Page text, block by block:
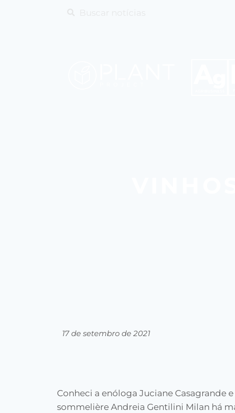
17 de setembro de 2021
Conheci a enóloga Juciane Casagrande e
sommelière Andreia Gentilini Milan há